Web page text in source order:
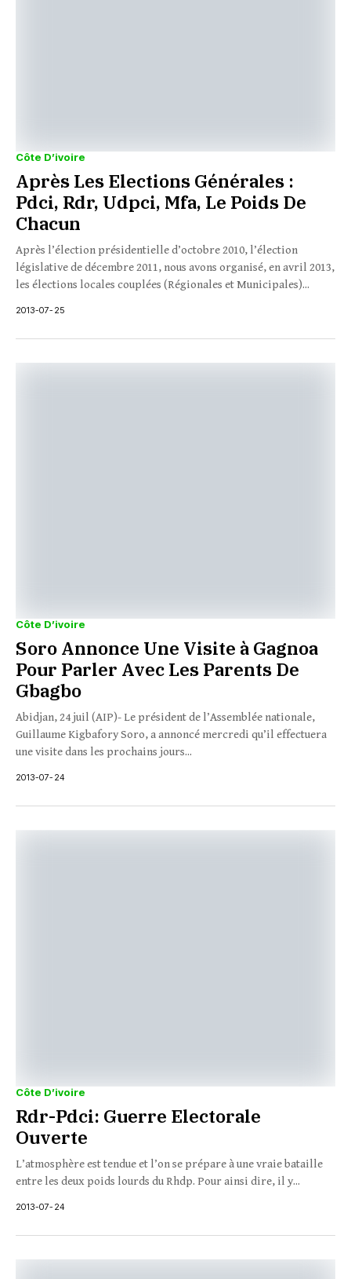
Côte D’ivoire
Après Les Elections Générales :
Pdci, Rdr, Udpci, Mfa, Le Poids De
Chacun
Après l’élection présidentielle d’octobre 2010, l’élection
législative de décembre 2011, nous avons organisé, en avril 2013,
les élections locales couplées (Régionales et Municipales)...
2013-07-25
Côte D’ivoire
Soro Annonce Une Visite à Gagnoa
Pour Parler Avec Les Parents De
Gbagbo
Abidjan, 24 juil (AIP)- Le président de l’Assemblée nationale,
Guillaume Kigbafory Soro, a annoncé mercredi qu’il effectuera
une visite dans les prochains jours...
2013-07-24
Côte D’ivoire
Rdr-Pdci: Guerre Electorale
Ouverte
L’atmosphère est tendue et l’on se prépare à une vraie bataille
entre les deux poids lourds du Rhdp. Pour ainsi dire, il y...
2013-07-24